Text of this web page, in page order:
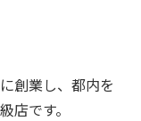
創業し、都内を
店です。